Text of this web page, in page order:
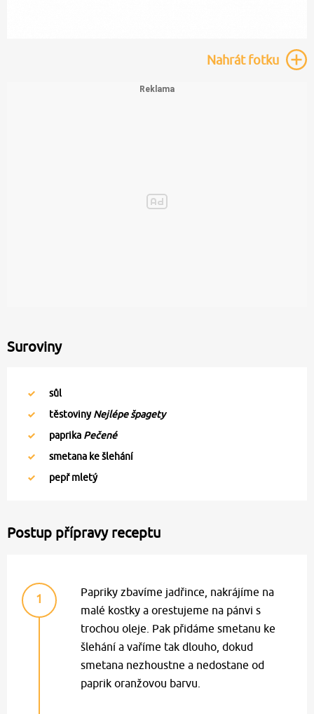
Nahrátfotku
Suroviny
sůl
těstovinyNejlépe špagety
paprika Pečené
smetana ke šlehání
pepř mletý
Postup přípravy receptu
1
Papriky zbavíme jadřince, nakrájíme na
malé kostky a orestujeme na pánvi s
trochou oleje. Pak přidáme smetanu ke
šlehání a vaříme tak dlouho, dokud
smetana nezhoustne a nedostane od
paprik oranžovou barvu.